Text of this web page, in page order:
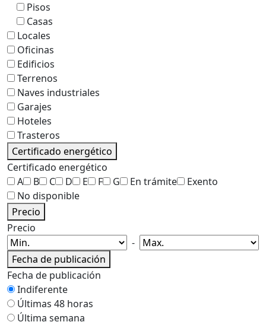
Pisos
Casas
Locales
Oficinas
Edificios
Terrenos
Naves industriales
Garajes
Hoteles
Trasteros
Certificado energético
Certificado energético
A
B C D E F G En trámite
Exento
No disponible
Precio
Precio
-
Fecha de publicación
Fecha de publicación
Indiferente
Últimas 48 horas
Última semana